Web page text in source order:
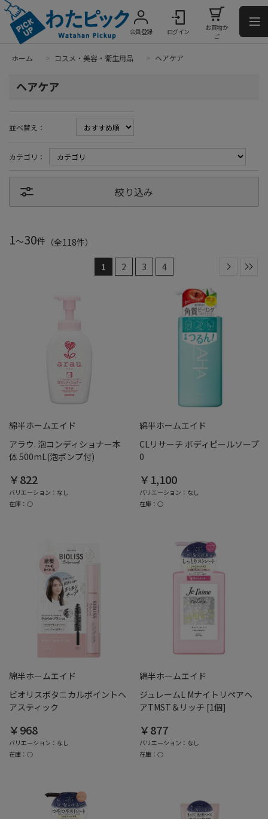
会員登録 ログイン
お買物か
ご
ホーム > コスメ・美容・衛生用品 > ヘアケア
ヘアケア
並べ替え：
カテゴリ：
絞り込み
1～30件 （全118件）
1 2 3 4
綿半ホームエイド
アラウ. 泡コンディショナー本
体 500mL(泡ポンプ付)
￥822
バリエーション：なし
在庫：○
綿半ホームエイド
CLリサーチ ボディピールソープ
0
￥1,100
バリエーション：なし
在庫：○
綿半ホームエイド
ビオリスボタニカルポイントヘ
アスティック
￥968
バリエーション：なし
在庫：○
綿半ホームエイド
ジュレームL Mナイトリペアヘ
アTMST＆リッチ [1個]
￥877
バリエーション：なし
在庫：○